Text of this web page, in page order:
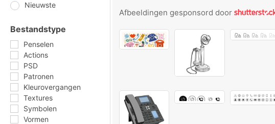
Nieuwste
Bestandstype
Penselen
Actions
PSD
Patronen
Kleurovergangen
Textures
Symbolen
Vormen
Afbeeldingen gesponsord door